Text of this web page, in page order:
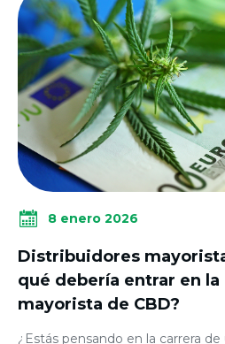
8 enero 2026
Distribuidores
qué debería entrar en
mayorista de CBD?
¿Estás pensando en la carrera